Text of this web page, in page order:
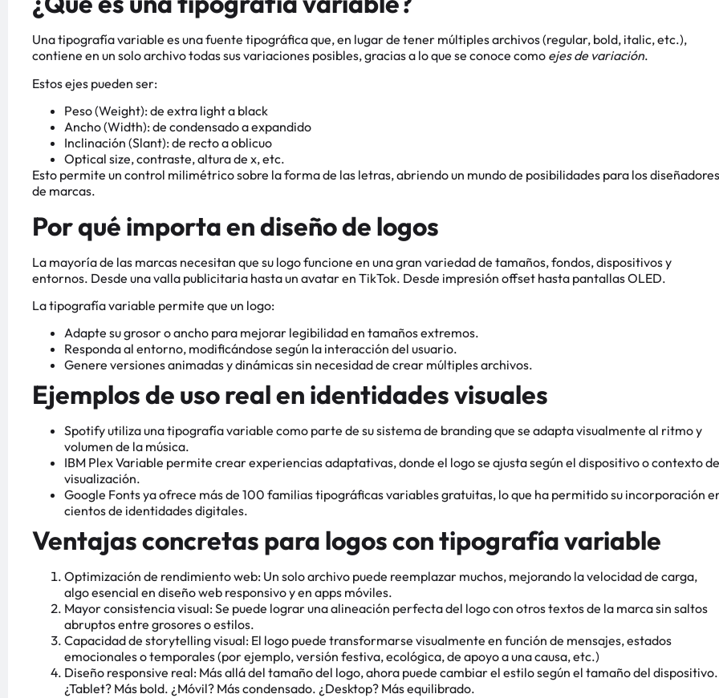
Una tipografía variable es una fuente tipográfica que, en lugar de tener múltiples archivos (regular, bold, italic, etc.),
contiene en un solo archivo todas sus variaciones posibles, gracias a lo que se conoce como ejes de variación.
Estos ejes pueden ser:
Peso (Weight): de extra light a black
Ancho (Width): de condensado a expandido
Inclinación (Slant): de recto a oblicuo
Optical size, contraste, altura de x, etc.
Esto permite un control milimétrico sobre la forma de las letras, abriendo un mundo de posibilidades para los diseñadores
de marcas.
Por qué importa en diseño de logos
La mayoría de las marcas necesitan que su logo funcione en una gran variedad de tamaños, fondos, dispositivos y
entornos. Desde una valla publicitaria hasta un avatar en TikTok. Desde impresión offset hasta pantallas OLED.
La tipografía variable permite que un logo:
Adapte su grosor o ancho para mejorar legibilidad en tamaños extremos.
Responda al entorno, modificándose según la interacción del usuario.
Genere versiones animadas y dinámicas sin necesidad de crear múltiples archivos.
Ejemplos de uso real en identidades visuales
Spotify utiliza una tipografía variable como parte de su sistema de branding que se adapta visualmente al ritmo y
volumen de la música.
IBM Plex Variable permite crear experiencias adaptativas, donde el logo se ajusta según el dispositivo o contexto de
visualización.
Google Fonts ya ofrece más de 100 familias tipográficas variables gratuitas, lo que ha permitido su incorporación
cientos de identidades digitales.
Ventajas concretas para logos con tipografía variable
Optimización de rendimiento web: Un solo archivo puede reemplazar muchos, mejorando la velocidad de carga,
algo esencial en diseño web responsivo y en apps móviles.
Mayor consistencia visual: Se puede lograr una alineación perfecta del logo con otros textos de la marca sin saltos
abruptos entre grosores o estilos.
Capacidad de storytelling visual: El logo puede transformarse visualmente en función de mensajes, estados
emocionales o temporales (por ejemplo, versión festiva, ecológica, de apoyo a una causa, etc.)
Diseño responsive real: Más allá del tamaño del logo, ahora puede cambiar el estilo según el tamaño del dispositivo.
¿Tablet? Más bold. ¿Móvil? Más condensado. ¿Desktop? Más equilibrado.